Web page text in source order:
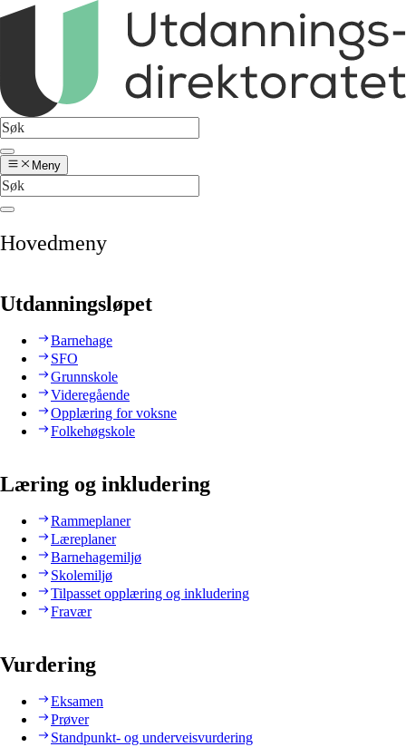
Meny
Hovedmeny
Utdanningsløpet
Barnehage
SFO
Grunnskole
Videregående
Opplæring for voksne
Folkehøgskole
Læring og inkludering
Rammeplaner
Læreplaner
Barnehagemiljø
Skolemiljø
Tilpasset opplæring og inkludering
Fravær
Vurdering
Eksamen
Prøver
Standpunkt- og underveisvurdering